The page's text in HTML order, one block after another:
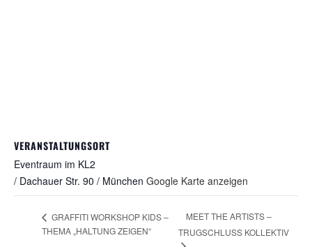
VERANSTALTUNGSORT
Eventraum im KL2
/ Dachauer Str. 90 / München Google Karte anzeigen
GRAFFITI WORKSHOP KIDS –
THEMA „HALTUNG ZEIGEN“
MEET THE ARTISTS –
TRUGSCHLUSS KOLLEKTIV